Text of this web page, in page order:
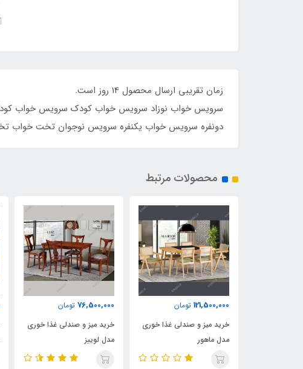
زمان
سرویس خواب نوزاد سرویس خواب کودک سرویس خواب
دونفره سرویس خواب یکنفره سرویس نوجوان تخت خواب
محصولات مرتبط
76,500,000 تومان
خرید میز و صندلی غذا خوری
مدل لوییز
82,500,000 تومان
خرید میز و صندلی غذا خوری
مدل فاما